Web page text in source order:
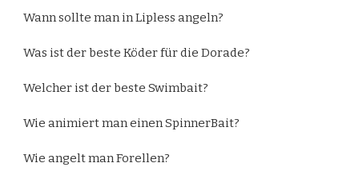
Wann sollte man in Lipless angeln?
Was ist der beste Köder für die Dorade?
Welcher ist der beste Swimbait?
Wie animiert man einen SpinnerBait?
Wie angelt man Forellen?